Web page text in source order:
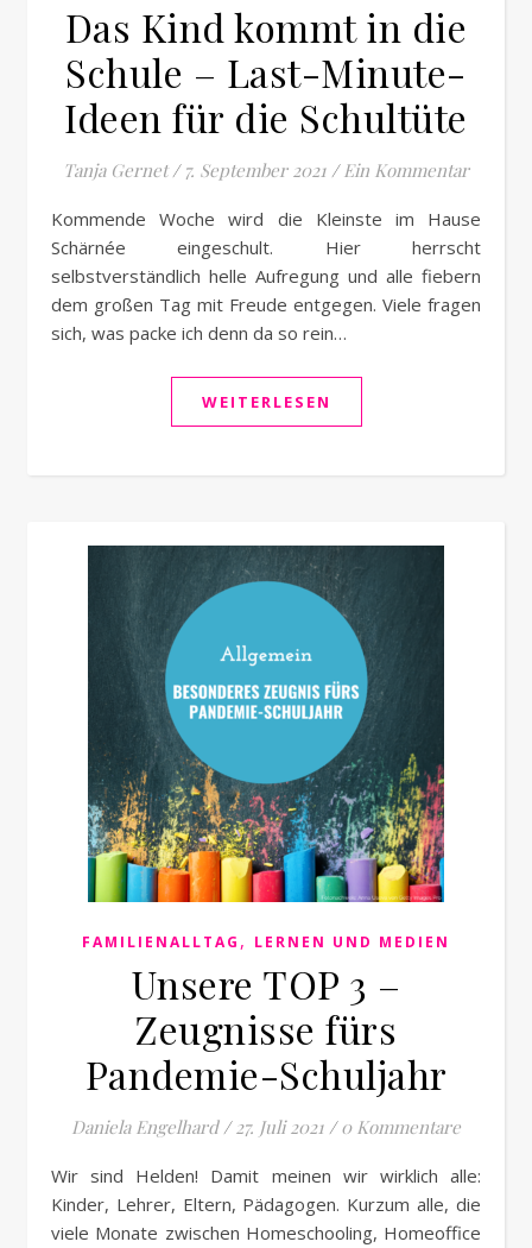
Das Kind kommt in die
Schule – Last-Minute-
Ideen für die Schultüte
Tanja Gernet / 7. September 2021 / Ein Kommentar
Kommende Woche wird die Kleinste im Hause
Schärnée eingeschult. Hier herrscht
selbstverständlich helle Aufregung und alle fiebern
dem großen Tag mit Freude entgegen. Viele fragen
sich, was packe ich denn da so rein…
WEITERLESEN
FAMILIENALLTAG , LERNEN UND MEDIEN
Unsere TOP 3 –
Zeugnisse fürs
Pandemie-Schuljahr
Daniela Engelhard / 27. Juli 2021 / 0 Kommentare
Wir sind Helden! Damit meinen wir wirklich alle:
Kinder, Lehrer, Eltern, Pädagogen. Kurzum alle, die
viele Monate zwischen Homeschooling, Homeoffice